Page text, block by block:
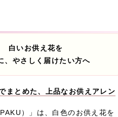
白いお供え花を
、やさしく届けたい方へ
まとめた、上品なお供えアレン
）」は、白色のお供え花を